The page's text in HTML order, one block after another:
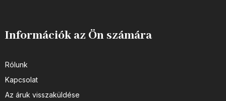
Információk az Ön számára
Rólunk
Kapcsolat
Az áruk visszaküldése